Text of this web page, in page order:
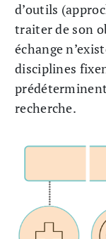
d’outils
traiter de son
échange
disciplines
recherche.